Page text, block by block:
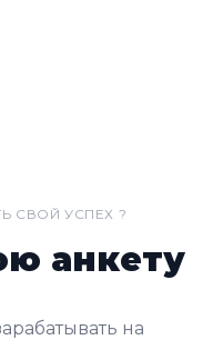
СВОЙ УСПЕХ ?
анкету
на